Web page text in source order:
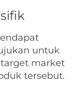
untuk
market
tersebut.